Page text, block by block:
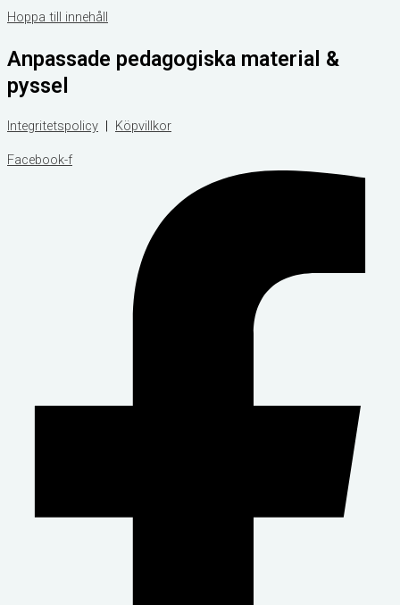
Hoppa till innehåll
Anpassade pedagogiska material &
pyssel
Integritetspolicy Köpvillkor
Facebook-f